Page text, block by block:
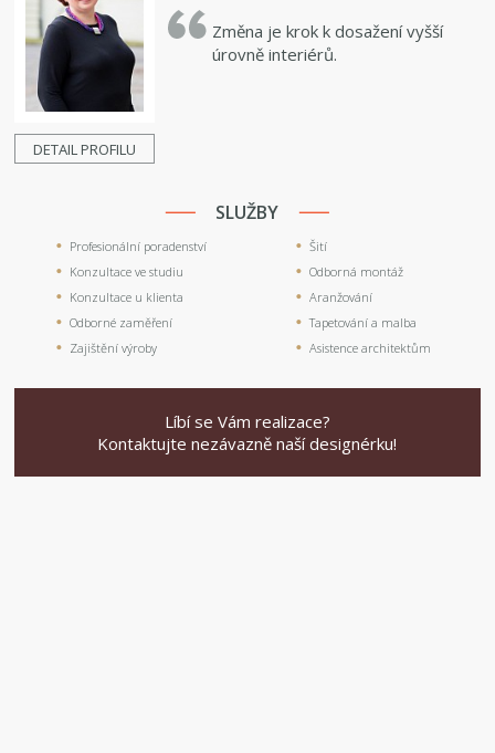
DETAIL PROFILU
Změna je krok k dosažení vyšší
úrovně interiérů.
SLUŽBY
Profesionální poradenství
Konzultace ve studiu
Konzultace u klienta
Odborné zaměření
Zajištění výroby
Šití
Odborná montáž
Aranžování
Tapetování a malba
Asistence architektům
Líbí se Vám realizace?
Kontaktujte nezávazně naší designérku!